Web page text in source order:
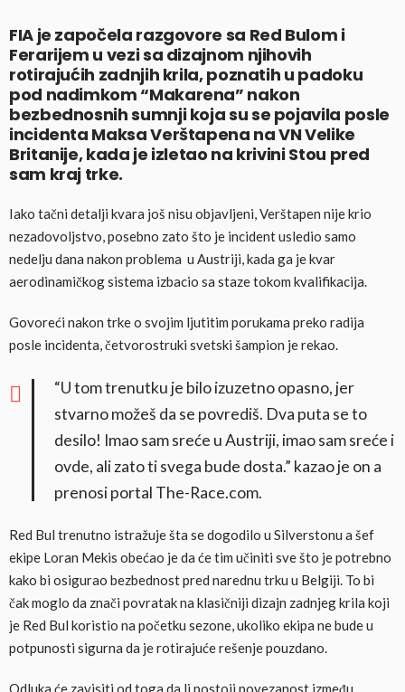
FIA je započela razgovore sa Red Bulom i
Ferarijem u vezi sa dizajnom njihovih
rotirajućih zadnjih krila, poznatih u padoku
pod nadimkom “Makarena” nakon
bezbednosnih sumnji koja su se pojavila posle
incidenta Maksa Verštapena na VN Velike
Britanije, kada je izletao na krivini Stou pred
sam kraj trke.
Iako tačni detalji kvara još nisu objavljeni, Verštapen nije krio
nezadovoljstvo, posebno zato što je incident usledio samo
nedelju dana nakon problema u Austriji, kada ga je kvar
aerodinamičkog sistema izbacio sa staze tokom kvalifikacija.
Govoreći nakon trke o svojim ljutitim porukama preko radija
posle incidenta, četvorostruki svetski šampion je rekao.
“U tom trenutku je bilo izuzetno opasno, jer
stvarno možeš da se povrediš. Dva puta se to
desilo! Imao sam sreće u Austriji, imao sam sreće i
ovde, ali zato ti svega bude dosta.” kazao je on a
prenosi portal The-Race.com.
Red Bul trenutno istražuje šta se dogodilo u Silverstonu a šef
ekipe Loran Mekis obećao je da će tim učiniti sve što je potrebno
kako bi osigurao bezbednost pred narednu trku u Belgiji. To bi
čak moglo da znači povratak na klasičniji dizajn zadnjeg krila koji
je Red Bul koristio na početku sezone, ukoliko ekipa ne bude u
potpunosti sigurna da je rotirajuće rešenje pouzdano.
Odluka će zavisiti od toga da li postoji povezanost između